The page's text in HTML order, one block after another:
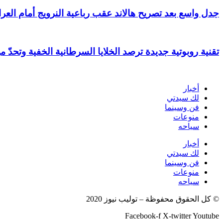
جدل واسع بعد تصريح هالاند عقب رباعية النرويج أمام
تقنية روبوتية جديدة ترصد الخلايا السرطانية الخفية وتحدّ
أخبار
لك سيدتي
فن وسينما
منوعات
سياحه
أخبار
لك سيدتي
فن وسينما
منوعات
سياحه
© كل الحقوق محفوظة – توليب نيوز 2020
Facebook-f X-twitterYoutube